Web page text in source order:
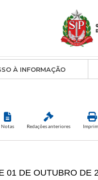
À INFORMAÇÃO
Notas Redações anteriores
01 DE OUTUBRO DE